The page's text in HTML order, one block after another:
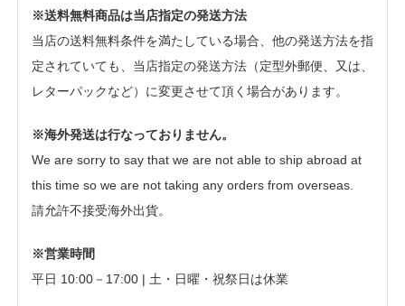
※送料無料商品は当店指定の発送方法
当店の送料無料条件を満たしている場合、他の発送方法を指
定されていても、当店指定の発送方法（定型外郵便、又は、
レターパックなど）に変更させて頂く場合があります。
※海外発送は行なっておりません。
We are sorry to say that we are not able to ship abroad at
this time so we are not taking any orders from overseas.
請允許不接受海外出貨。
※営業時間
平日 10:00－17:00 | 土・日曜・祝祭日は休業